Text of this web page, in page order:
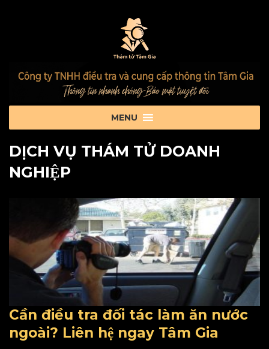
DỊCH VỤ THÁM TỬ DOANH
NGHIỆP
Cần điều tra đối tác làm ăn nước
ngoài? Liên hệ ngay Tâm Gia